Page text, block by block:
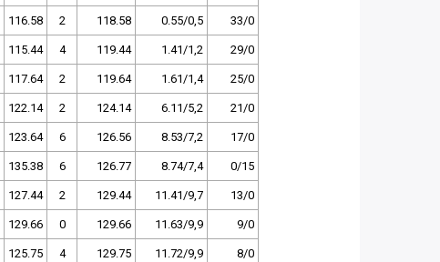
116.58 2 118.58 0.55/0,5 33/0
115.44 4 119.44 1.41/1,2 29/0
117.64 2 119.64 1.61/1,4 25/0
122.14 2 124.14 6.11/5,2 21/0
123.64 6 126.56 8.53/7,2 17/0
135.38 6 126.77 8.74/7,4 0/15
127.44 2 129.44 11.41/9,7 13/0
129.66 0 129.66 11.63/9,9 9/0
125.75 4 129.75 11.72/9,9 8/0